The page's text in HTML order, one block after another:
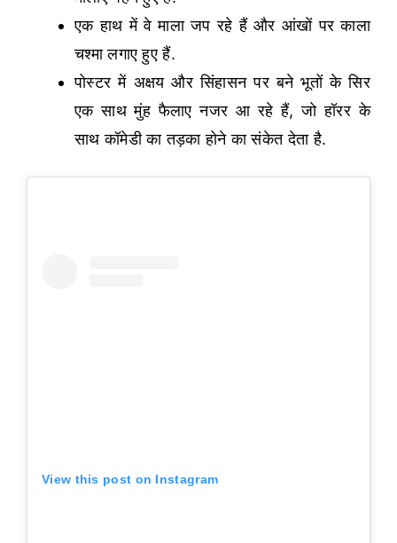
एक हाथ में वे माला जप रहे हैं और आंखों पर काला
चश्मा लगाए हुए हैं.
पोस्टर में अक्षय और सिंहासन पर बने भूतों के सिर
एक साथ मुंह फैलाए नजर आ रहे हैं, जो हॉरर के
साथ कॉमेडी का तड़का होने का संकेत देता है.
View this post on Instagram